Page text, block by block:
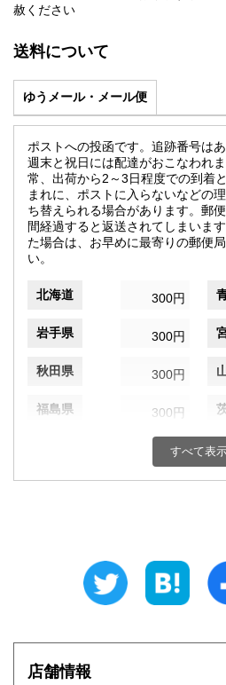
赦ください
送料について
ゆうメール・メール便
ポストへの投函です。追跡番号はあ
週末と祝日には配達がおこなわれ
常、出荷から2～3日程度での到着と
まれに、ポストに入らないなどの
ち替えられる場合があります。郵
間経過すると返送されてしまいま
た場合は、お早めに最寄りの郵便
い。
北海道 300円
岩手県 300円
秋田県 300円
福島県 300円
300円
埼玉県
300円
300円
300円
岐阜県
すべて表
店舗情報